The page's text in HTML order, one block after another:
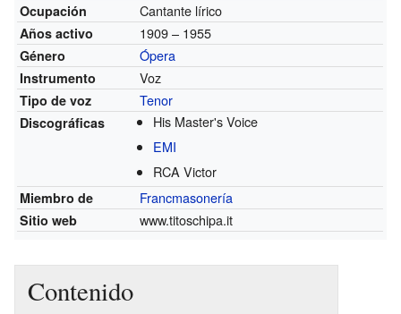
Ocupación
Cantante lírico
Años activo 1909 – 1955
Género Ópera
Instrumento Voz
Tipo de voz Tenor
Discográficas
His Master's Voice
EMI
RCA Victor
Miembro de Francmasonería
Sitio web www.titoschipa.it
Contenido